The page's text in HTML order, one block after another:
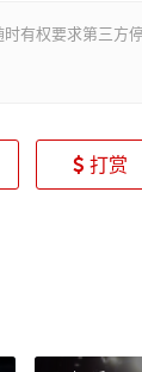
有权要求第三方停
打赏